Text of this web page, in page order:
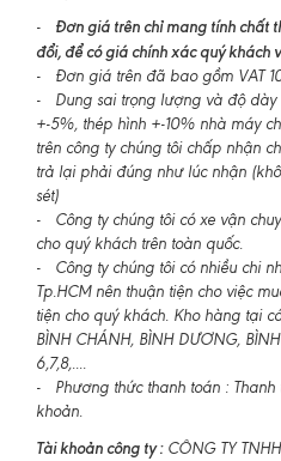
- Đơn giá trên chỉ mang tính chất
đổi, để có giá chính xác quý khách
- Đơn giá trên đã bao gồm VAT
- Dung sai trọng lượng và độ dày
+-5%, thép hình +-10% nhà máy
trên công ty chúng tôi chấp nhận
trả lại phải đúng như lúc nhận
sét)
- Công ty chúng tôi có xe vận
cho quý khách trên toàn quốc.
- Công ty chúng tôi có nhiều chi
Tp.HCM nên thuận tiện cho việc
tiện cho quý khách. Kho hàng tại
BÌNH CHÁNH, BÌNH DƯƠNG,
6,7,8,....
- Phương thức thanh toán : Thanh
khoản.
Tài khoản công ty :CÔNG TY